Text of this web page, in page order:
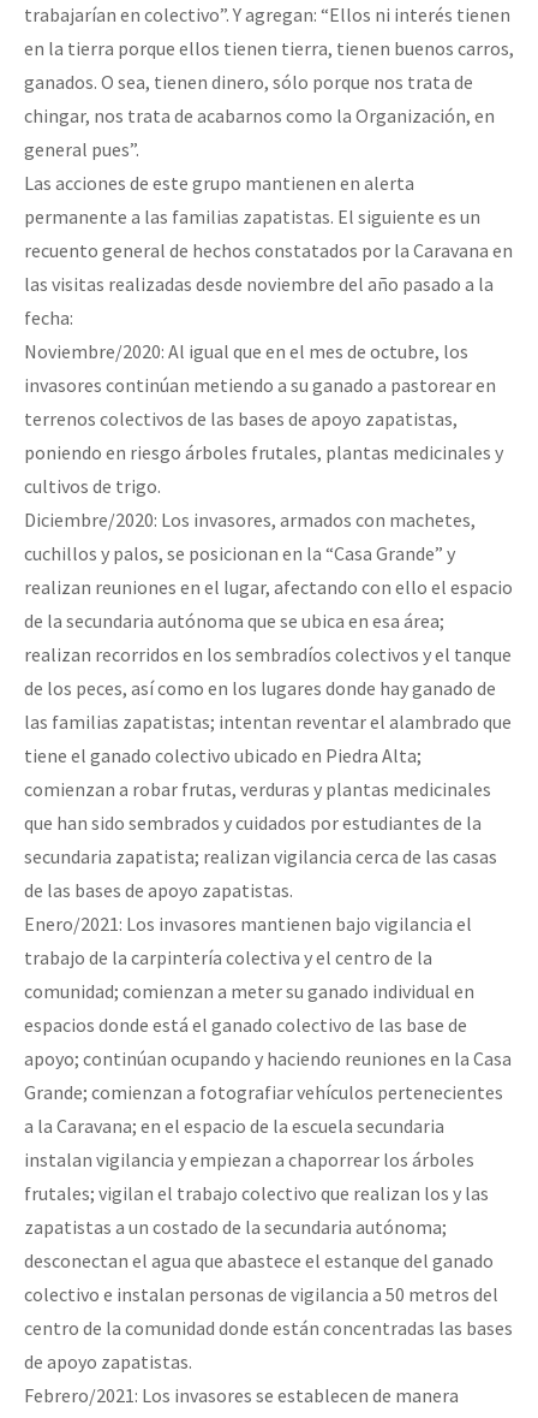
trabajarían en colectivo”. Y agregan: “Ellos ni interés tienen
en la tierra porque ellos tienen tierra, tienen buenos carros,
ganados. O sea, tienen dinero, sólo porque nos trata de
chingar, nos trata de acabarnos como la Organización, en
general pues”.
Las acciones de este grupo mantienen en alerta
permanente a las familias zapatistas. El siguiente es un
recuento general de hechos constatados por la Caravana en
las visitas realizadas desde noviembre del año pasado a la
fecha:
Noviembre/2020: Al igual que en el mes de octubre, los
invasores continúan metiendo a su ganado a pastorear en
terrenos colectivos de las bases de apoyo zapatistas,
poniendo en riesgo árboles frutales, plantas medicinales y
cultivos de trigo.
Diciembre/2020: Los invasores, armados con machetes,
cuchillos y palos, se posicionan en la “Casa Grande” y
realizan reuniones en el lugar, afectando con ello el espacio
de la secundaria autónoma que se ubica en esa área;
realizan recorridos en los sembradíos colectivos y el tanque
de los peces, así como en los lugares donde hay ganado de
las familias zapatistas; intentan reventar el alambrado que
tiene el ganado colectivo ubicado en Piedra Alta;
comienzan a robar frutas, verduras y plantas medicinales
que han sido sembrados y cuidados por estudiantes de la
secundaria zapatista; realizan vigilancia cerca de las casas
de las bases de apoyo zapatistas.
Enero/2021: Los invasores mantienen bajo vigilancia el
trabajo de la carpintería colectiva y el centro de la
comunidad; comienzan a meter su ganado individual en
espacios donde está el ganado colectivo de las base de
apoyo; continúan ocupando y haciendo reuniones en la Casa
Grande; comienzan a fotografiar vehículos pertenecientes
a la Caravana; en el espacio de la escuela secundaria
instalan vigilancia y empiezan a chaporrear los árboles
frutales; vigilan el trabajo colectivo que realizan los y las
zapatistas a un costado de la secundaria autónoma;
desconectan el agua que abastece el estanque del ganado
colectivo e instalan personas de vigilancia a 50 metros del
centro de la comunidad donde están concentradas las bases
de apoyo zapatistas.
Febrero/2021: Los invasores se establecen de manera